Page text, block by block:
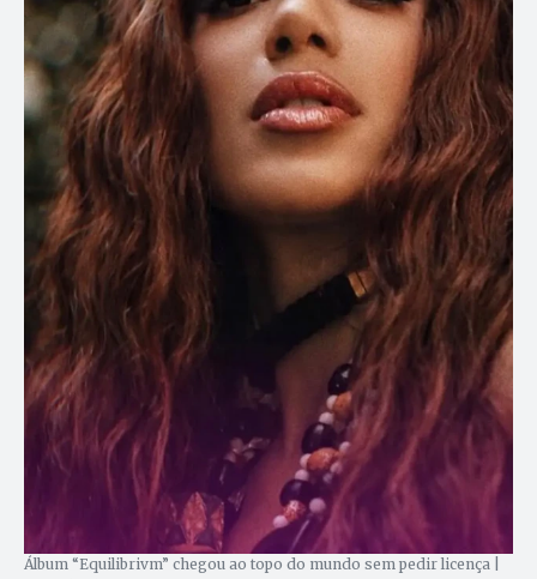
Álbum “Equilibrivm” chegou ao topo do mundo sem pedir licença |